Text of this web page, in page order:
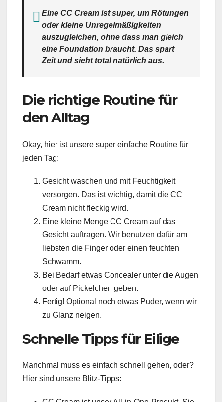
Eine CC Cream ist super, um Rötungen
oder kleine Unregelmäßigkeiten
auszugleichen, ohne dass man gleich
eine Foundation braucht. Das spart
Zeit und sieht total natürlich aus.
Die richtige Routine für
den Alltag
Okay, hier ist unsere super einfache Routine für
jeden Tag:
Gesicht waschen und mit Feuchtigkeit
versorgen. Das ist wichtig, damit die CC
Cream nicht fleckig wird.
Eine kleine Menge CC Cream auf das
Gesicht auftragen. Wir benutzen dafür am
liebsten die Finger oder einen feuchten
Schwamm.
Bei Bedarf etwas Concealer unter die Augen
oder auf Pickelchen geben.
Fertig! Optional noch etwas Puder, wenn wir
zu Glanz neigen.
Schnelle Tipps für Eilige
Manchmal muss es einfach schnell gehen, oder?
Hier sind unsere Blitz-Tipps: